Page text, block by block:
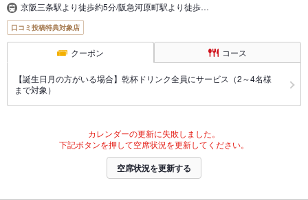
京阪三条駅より徒歩約5分/阪急河原町駅より徒歩…
口コミ投稿特典対象店
クーポン コース
【誕生日月の方がいる場合】乾杯ドリンク全員にサービス（2～4名様
まで対象）
カレンダーの更新に失敗しました。
下記ボタンを押して空席状況を更新してください。
空席状況を更新する